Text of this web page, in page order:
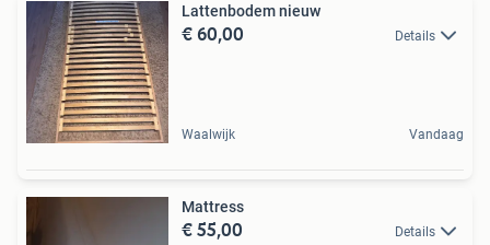
Lattenbodem nieuw
€ 60,00 Details
Waalwijk Vandaag
Mattress
€ 55,00 Details